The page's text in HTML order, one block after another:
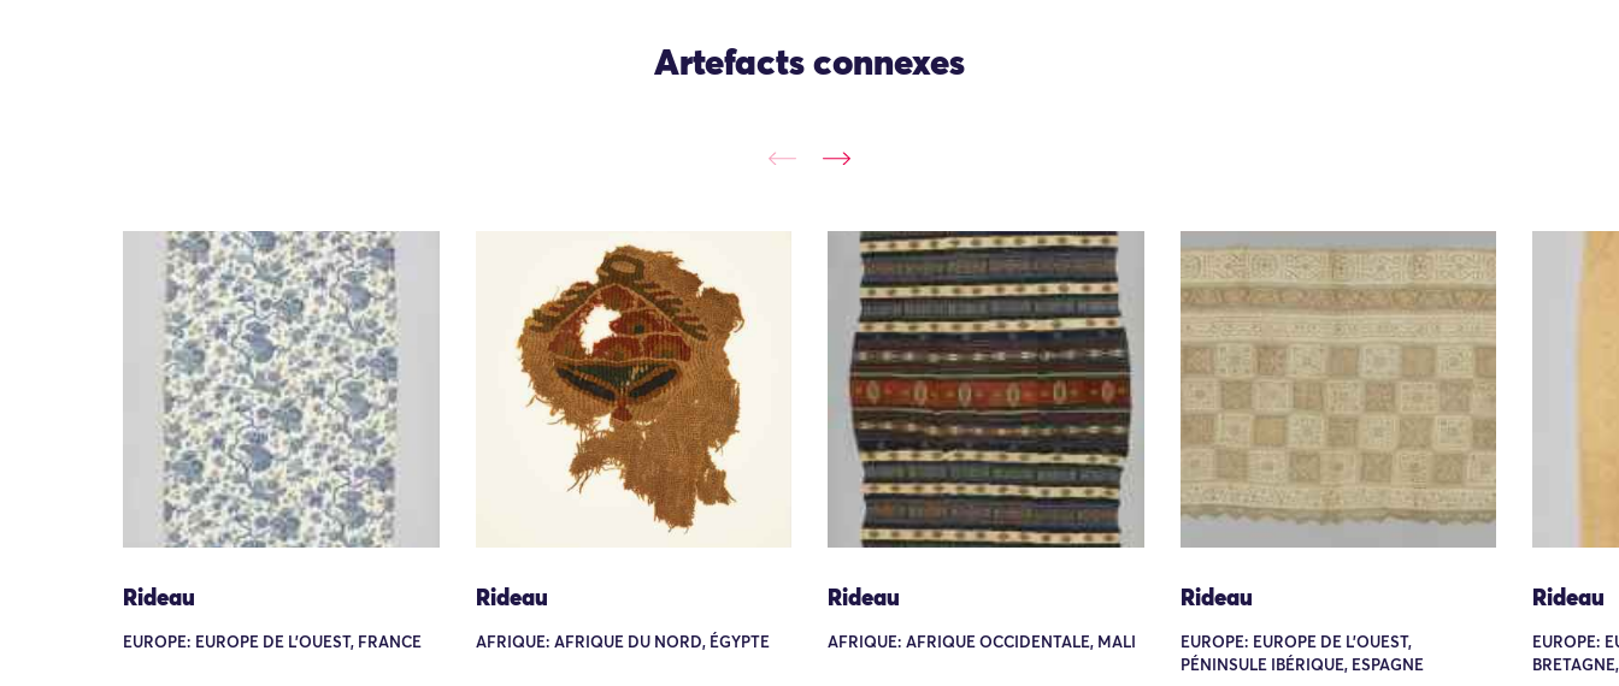
Artefacts connexes
Rideau
EUROPE: EUROPE DE L'OUEST, FRANCE
Rideau
AFRIQUE: AFRIQUE DU NORD, ÉGYPTE
Rideau
AFRIQUE: AFRIQUE OCCIDENTALE, MALI
Rideau
EUROPE: EUROPE DE L'OUEST,
PÉNINSULE IBÉRIQUE, ESPAGNE
Rideau
EUROPE: